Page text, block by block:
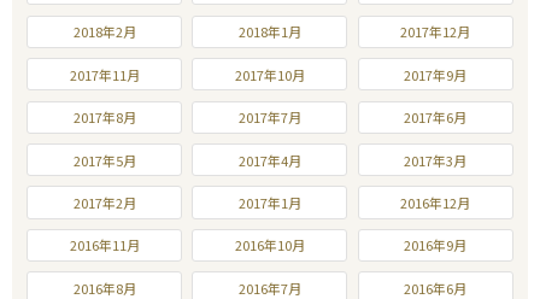
2018年2月 2018年1月 2017年12月
2017年11月 2017年10月 2017年9月
2017年8月 2017年7月 2017年6月
2017年5月 2017年4月 2017年3月
2017年2月 2017年1月 2016年12月
2016年11月 2016年10月 2016年9月
2016年8月 2016年7月 2016年6月